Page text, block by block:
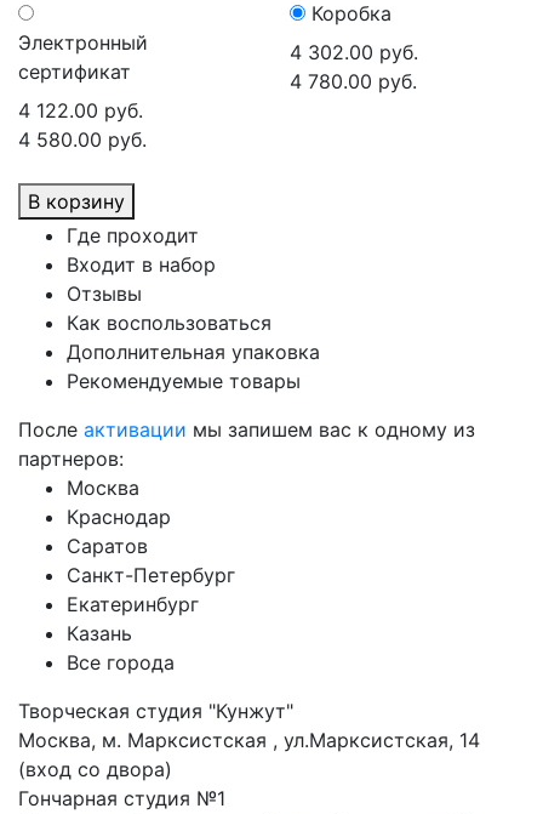
Электронный
сертификат
4 122.00 руб.
4 580.00 руб.
Коробка
4 302.00 руб.
4 780.00 руб.
В корзину
Где проходит
Входит в набор
Отзывы
Как воспользоваться
Дополнительная упаковка
Рекомендуемые товары
После активации мы запишем вас к одному из
партнеров:
Москва
Краснодар
Саратов
Санкт-Петербург
Екатеринбург
Казань
Все города
Творческая студия "Кунжут"
Москва, м. Марксистская , ул.Марксистская, 14
(вход со двора)
Гончарная студия №1